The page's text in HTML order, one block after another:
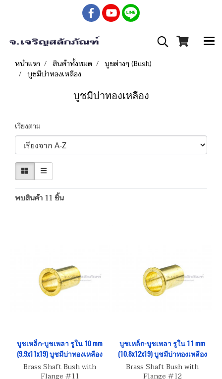
หน้าแรก สินค้าทั้งหมด
บูชต่างๆ (Bush)
บูชมีบ่าทองเหลือง
บูชมีบ่าทองเหลือง
เรียงตาม
พบสินค้า 11 ชิ้น
บูชเหล็ก-บูชเพลา รูใน 10 mm
(9.9x11x19) บูชมีบ่าทองเหลือง
Brass Shaft Bush with
Flange #11
บูชเหล็ก-บูชเพลา รูใน 11 mm
(10.8x12x19) บูชมีบ่าทองเหลือง
Brass Shaft Bush with
Flange #12